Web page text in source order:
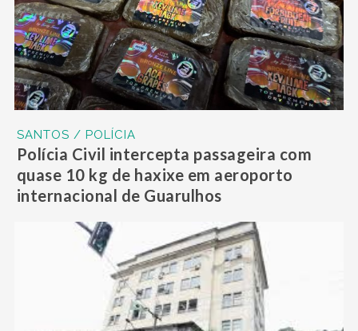
SANTOS / POLÍCIA
Polícia Civil intercepta passageira com
quase 10 kg de haxixe em aeroporto
internacional de Guarulhos